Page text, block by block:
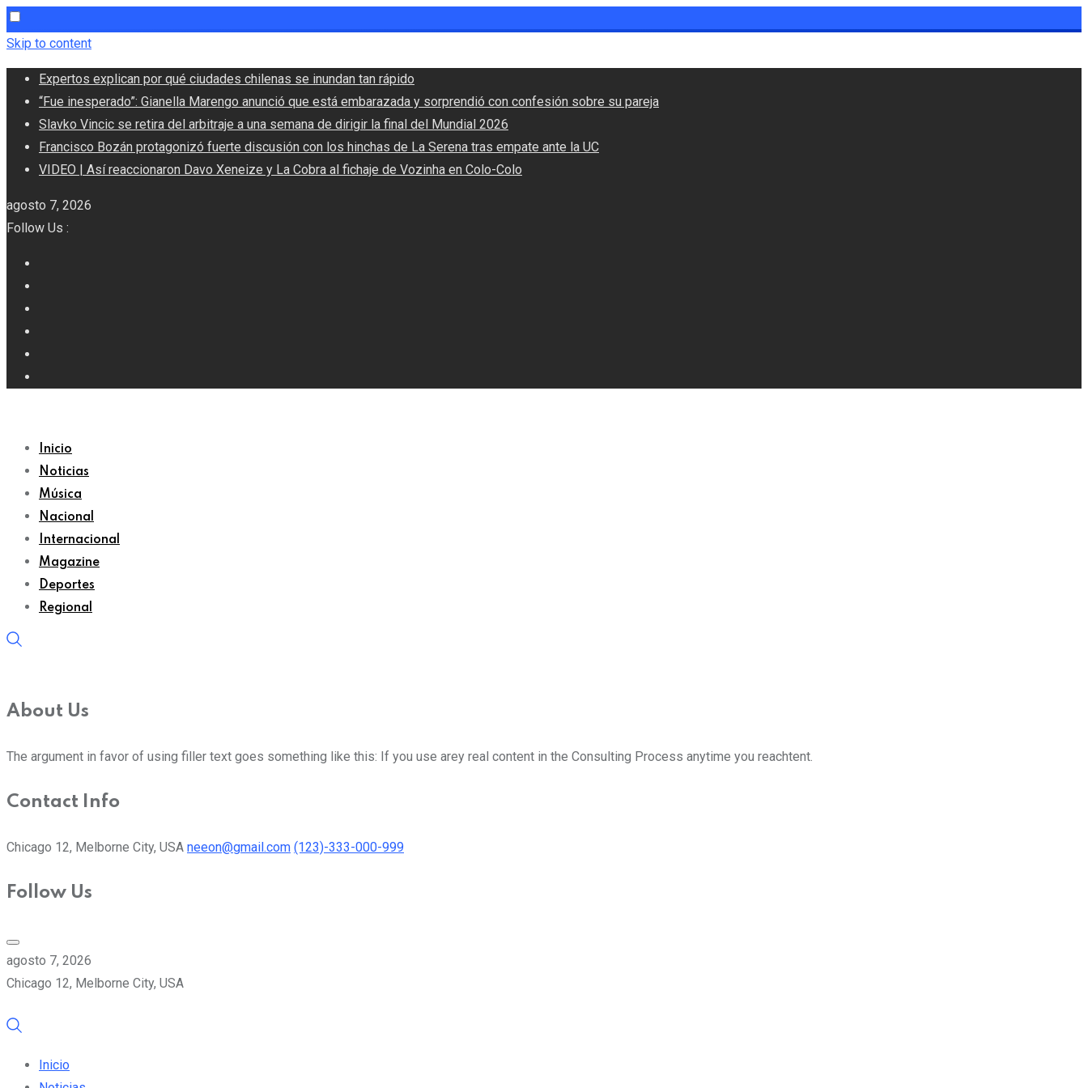
Skip to content
Expertos explican por qué ciudades chilenas se inundan tan rápido
“Fue inesperado”: Gianella Marengo anunció que está embarazada y sorprendió con confesión sobre su pareja
Slavko Vincic se retira del arbitraje a una semana de dirigir la final del Mundial 2026
Francisco Bozán protagonizó fuerte discusión con los hinchas de La Serena tras empate ante la UC
VIDEO | Así reaccionaron Davo Xeneize y La Cobra al fichaje de Vozinha en Colo-Colo
agosto 7, 2026
Follow Us :
Inicio
Noticias
Música
Nacional
Internacional
Magazine
Deportes
Regional
About Us
The argument in favor of using filler text goes something like this: If you use arey real content in the Consulting Process anytime you reachtent.
Contact Info
Chicago 12, Melborne City, USA neeon@gmail.com (123)-333-000-999
Follow Us
agosto 7, 2026
Chicago 12, Melborne City, USA
Inicio